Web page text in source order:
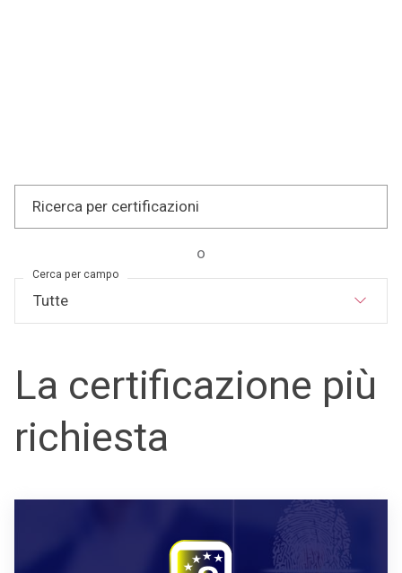
Ricerca per certificazioni
o
Cerca per campo
La certificazione più
richiesta